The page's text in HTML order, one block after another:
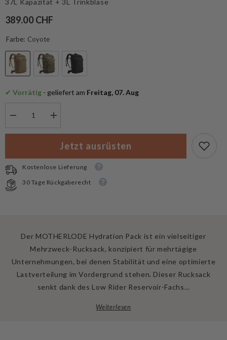
389.00 CHF
Farbe: Coyote
✔ Vorrätig - geliefert am Freitag, 07. Aug
für
Trinkrucksack
mit
3L
Crux
Trinkblase
Menge
für
Camelbak
Motherlode
Trinkrucksack
mit
Crux
Trinkblase
Jetzt ausrüsten
Kostenlose Lieferung
30 Tage Rückgaberecht
Der MOTHERLODE Hydration Pack ist ein vielseitiger
Mehrzweck-Rucksack, konzipiert für mehrtägige
Unternehmungen, bei denen Stabilität und eine optimierte
Lastverteilung im Vordergrund stehen. Dieser Rucksack
senkt dank des Low Rider Reservoir-Fachs…
Weiterlesen